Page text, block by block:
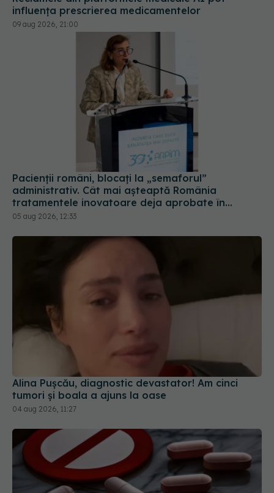
influența prescrierea medicamentelor
09 aug 2026, 21:00
Pacienții români, blocați la „semaforul”
administrativ. Cât mai așteaptă România
tratamentele inovatoare deja aprobate în
Europa
05 aug 2026, 12:33
Alina Pușcău, diagnostic devastator! Am cinci
tumori și boala a ajuns la oase
04 aug 2026, 11:27